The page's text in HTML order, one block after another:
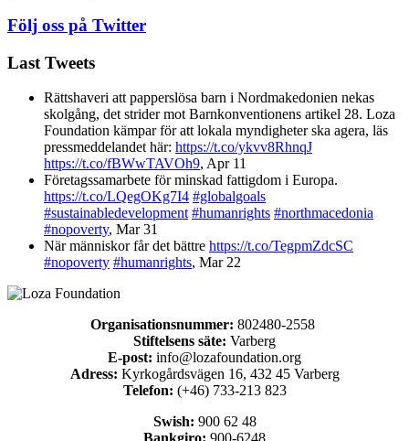
Följ oss på Twitter
Last Tweets
Rättshaveri att papperslösa barn i Nordmakedonien nekas
skolgång, det strider mot Barnkonventionens artikel 28. Loza
Foundation kämpar för att lokala myndigheter ska agera, läs
pressmeddelandet här: https://t.co/ykvv8RhnqJ
https://t.co/fBWwTAVOh9, Apr 11
Företagssamarbete för minskad fattigdom i Europa.
https://t.co/LQegOKg7I4 #globalgoals
#sustainabledevelopment #humanrights #northmacedonia
#nopoverty, Mar 31
När människor får det bättre https://t.co/TegpmZdcSC
#nopoverty #humanrights, Mar 22
Organisationsnummer: 802480-2558
Stiftelsens säte: Varberg
E-post: info@lozafoundation.org
Adress: Kyrkogårdsvägen 16, 432 45 Varberg
Telefon: (+46) 733-213 823
Swish: 900 62 48